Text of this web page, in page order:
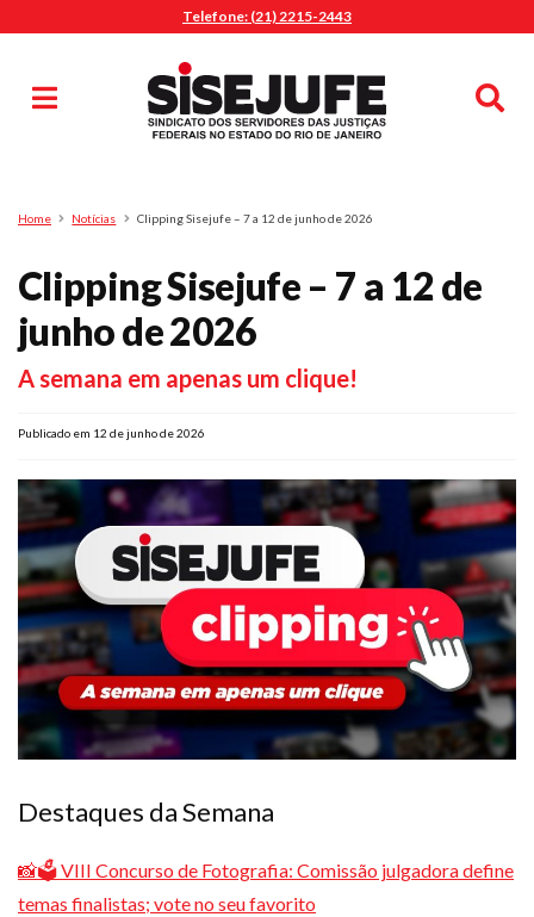
Telefone: (21) 2215-2443
Pesquisa
Home Notícias Clipping Sisejufe – 7 a 12 de junho de 2026
Clipping Sisejufe – 7 a 12 de
junho de 2026
A semana em apenas um clique!
Publicado em 12 de junho de 2026
Destaques da Semana
📸🗳️ VIII Concurso de Fotografia: Comissão julgadora define
temas finalistas; vote no seu favorito
MENU
Sindicalize-se
Diretoria
O Sindicato
Agenda
Casa do Alto
Sede Campestre
Gympass Wellhub
Seguro Auto
Plano de Saúde
Assistência Funeral
Pós-graduação
FacebookInstagramTwitter YoutubeTikTok Whatsapp